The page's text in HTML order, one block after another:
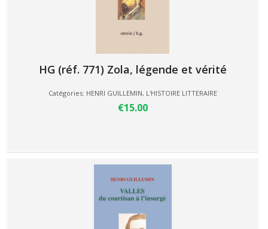
HG (réf. 771) Zola, légende et vérité
Catégories: HENRI GUILLEMIN, L'HISTOIRE LITTERAIRE
€15.00